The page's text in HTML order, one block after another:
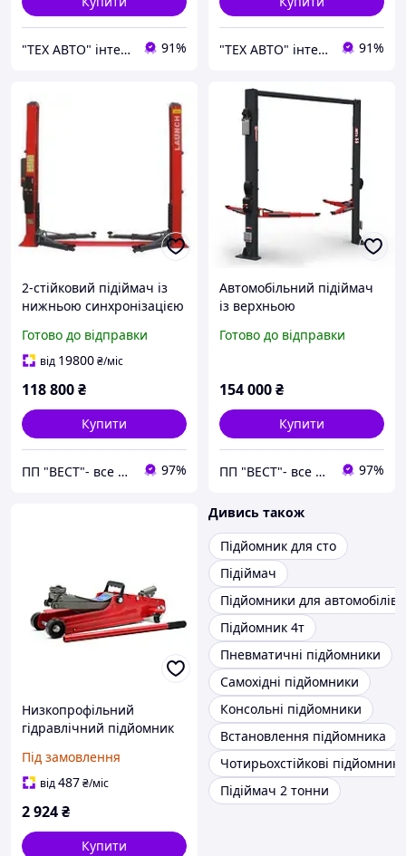
"ТЕХ АВТО" інтернет магазин 91% "ТЕХ АВТО" інтернет магазин 91%
2-стійковий підіймач із
нижньою синхронізацією
380
Готово до відправки
від 19800₴/міс
118 800₴
Купити
ПП "ВЕСТ"- все для зварки, спецодяг та взуття, пожежна безпека, покрівельні матеріали. 97%
Автомобільний підіймач
із верхньою
стійковий 5,5т 380 В
Готово до відправки
154 000₴
Купити
ПП "ВЕСТ"- все для зварки, спецодяг та взуття, пожежна безпека, покрівельні матеріали. 97%
Низкопрофільний
гідравлічний підйомник
Під замовлення
від487₴/міс
2 924₴
Купити
Дивись також
Підйомник для сто
Підіймач
Підйомники для автомобілів
Підйомник 4т
Пневматичні підйомники
Самохідні підйомники
Консольні підйомники
Встановлення підйомника
Чотирьохстійкові підйомники
Підіймач 2 тонни